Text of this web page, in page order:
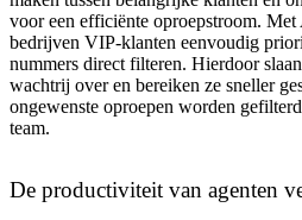
voor een efficiënte oproepstroom.
bedrijven VIP-klanten eenvoudig
nummers direct filteren. Hierdoor
wachtrij over en bereiken ze sneller
ongewenste oproepen worden
team.
De productiviteit van agenten